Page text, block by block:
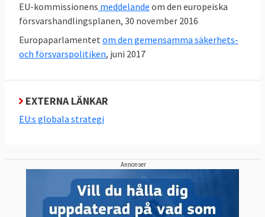
2004 och har till uppgift att stödja
medlemsländerna och förbättra EU:s
försvarskapacitet på krishanteringsområdet
och främja den europeiska säkerhets- och
4. Vad är EU:s militära kommitté?
EUMC, är det högsta militära organet inom
rådet som leder all militär verksamhet inom
EU. Kommittén består av EU-ländernas
EU-kommissionens meddelande om den europeiska
försvarshandlingsplanen, 30 november 2016
Europaparlamentet om den gemensamma säkerhets-
och försvarspolitiken, juni 2017
EXTERNA LÄNKAR
EU:s globala strategi
Annonser